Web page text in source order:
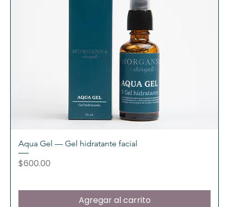
Aqua Gel — Gel hidratante facial
Precio
$600.00
Agregar al carrito